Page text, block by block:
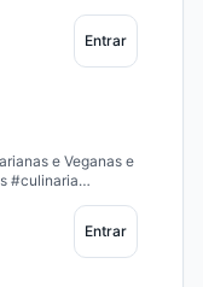
Entrar
e Veganas e
#culinaria
Entrar